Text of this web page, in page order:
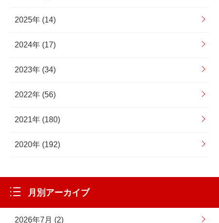
2025年 (14)
2024年 (17)
2023年 (34)
2022年 (56)
2021年 (180)
2020年 (192)
月別アーカイブ
2026年7月 (2)